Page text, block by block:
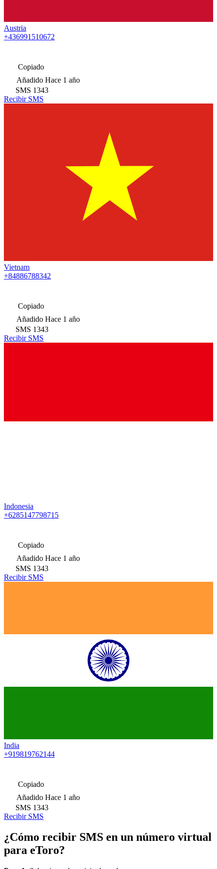
Austria
+436991510672
Copiado
Añadido Hace 1 año
SMS 1343
Recibir SMS
Vietnam
+84886788342
Copiado
Añadido Hace 1 año
SMS 1343
Recibir SMS
Indonesia
+6285147798715
Copiado
Añadido Hace 1 año
SMS 1343
Recibir SMS
India
+919819762144
Copiado
Añadido Hace 1 año
SMS 1343
Recibir SMS
¿Cómo recibir SMS en un número virtual
para eToro?